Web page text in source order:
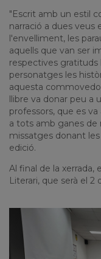
"Escrit amb un estil
narració a dues veus
l'envelliment, les
aquells que van ser
respectives gratituds
personatges les
aquesta
llibre va donar peu a
professors, que es
a tots amb ganes
missatges donant
edició.
Al final de la xerrada,
Literari, que serà el 2